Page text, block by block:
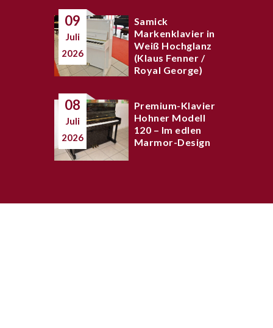
09
Juli
2026
Samick
Markenklavier in
Weiß Hochglanz
(Klaus Fenner /
Royal George)
08
Juli
2026
Premium-Klavier
Hohner Modell
120 – Im edlen
Marmor-Design